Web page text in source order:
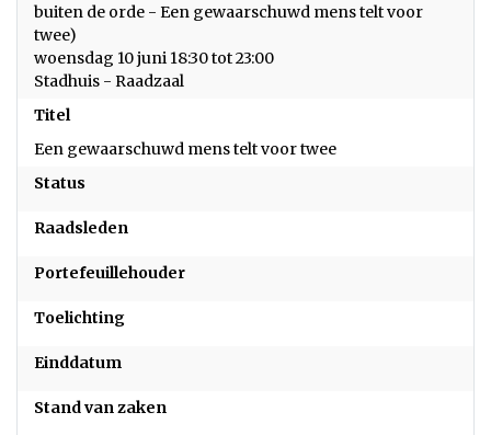
buiten de orde - Een gewaarschuwd mens telt voor
twee)
woensdag 10 juni 18:30 tot 23:00
Stadhuis - Raadzaal
Titel
Een gewaarschuwd mens telt voor twee
Status
Raadsleden
Portefeuillehouder
Toelichting
Einddatum
Stand van zaken